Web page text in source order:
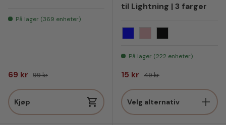
På lager (369 enheter)
Salgspris
69 kr Vanlig pris
99 kr
Kjøp
til Lightning | 3 farger
På lager (222 enheter)
Salgspris
15 kr Vanlig pris
49 kr
Velg alternativ